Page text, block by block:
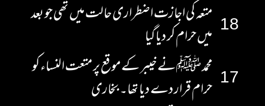
18 متعہ کی اجازت اضطراری حالت میں تھی جو بعد
میں حرام کر دیا گیا
17 محمد ﷺ نے خیبر کے موقع پر متعت النساء کو
حرام قرار دے دیا تھا۔ بخاری